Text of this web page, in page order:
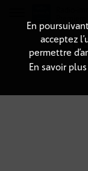
En
acceptez
permettre
En savoir